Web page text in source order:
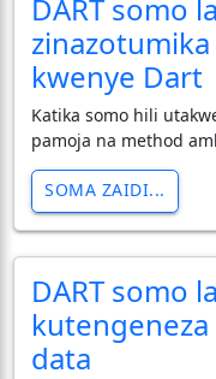
DART somo
kwenye Dart
Katika somo hili
pamoja na method
SOMA ZAIDI...
DART somo
data